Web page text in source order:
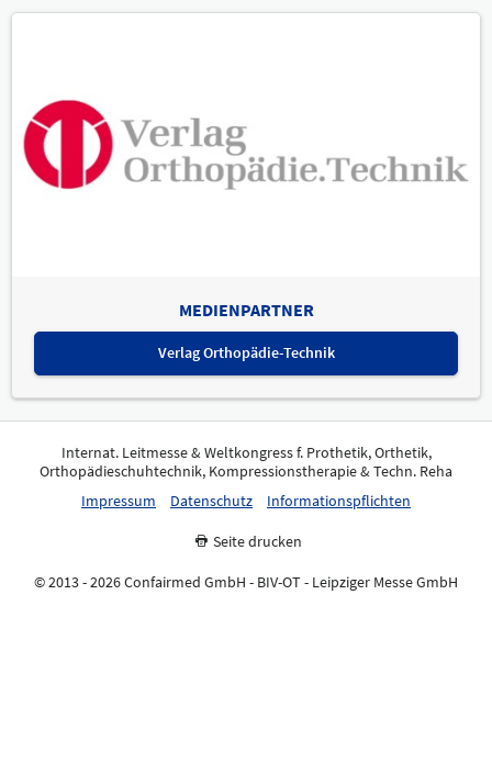
MEDIENPARTNER
Verlag Orthopädie-Technik
Internat. Leitmesse & Weltkongress f. Prothetik, Orthetik,
Orthopädieschuhtechnik, Kompressionstherapie & Techn. Reha
Impressum
Datenschutz Informationspflichten
Seite drucken
© 2013 - 2026 Confairmed GmbH - BIV-OT - Leipziger Messe GmbH